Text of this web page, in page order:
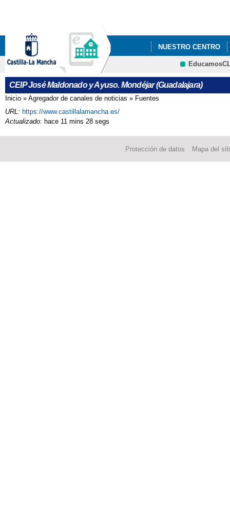
NUESTRO CENTRO
LIBROS DE TEXTO
ADMISIÓN PARA 2º
CRFP
CEIP José Maldonado y Ayuso. Mondéjar (Guadalajara)
Se encuentra usted aquí
Inicio » Agregador de canales de noticias » Fuentes
URL: https://www.castillalamancha.es/
Actualizado: hace 11 mins 28 segs
Protección de datos Mapa del